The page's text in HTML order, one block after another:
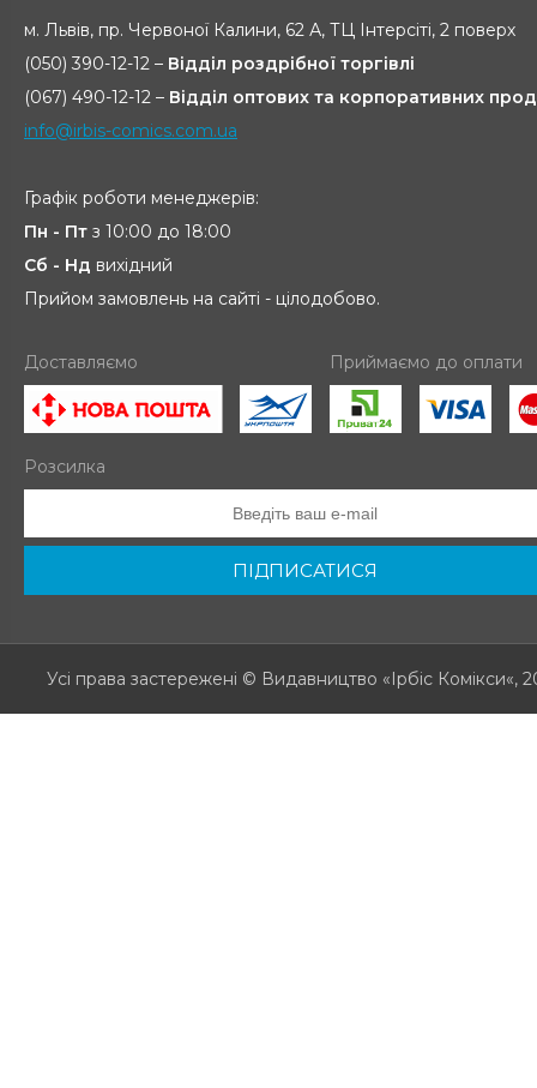
м. Львів, пр. Червоної Калини, 62 А, ТЦ Інтерсіті, 2 поверх
(050) 390-12-12 – Відділ роздрібної торгівлі
(067) 490-12-12 – Відділ оптових та корпоративних
info@irbis-comics.com.ua
Графік роботи менеджерів:
Пн - Пт з 10:00 до 18:00
Сб - Нд вихідний
Прийом замовлень на сайті - цілодобово.
Доставляємо Приймаємо до оплати
Розсилка
ПІДПИСАТИСЯ
Усі права застережені © Видавництво «Ірбіс Комікси«,